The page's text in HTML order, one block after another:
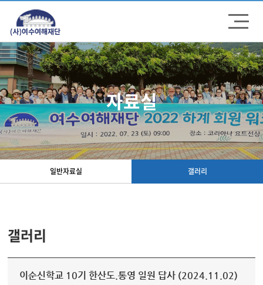
주메뉴 바로가기
컨텐츠 바로가기
자료실
일반자료실 갤러리
갤러리
이순신학교 10기 한산도.통영 일원 답사 (2024.11.02)